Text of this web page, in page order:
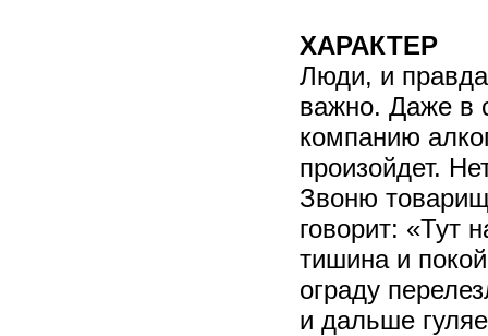
ХАРАКТЕР
Люди, и
важно. Даже в
компанию
произойдет.
Звоню
говорит: «Тут
тишина и
ограду
и дальше